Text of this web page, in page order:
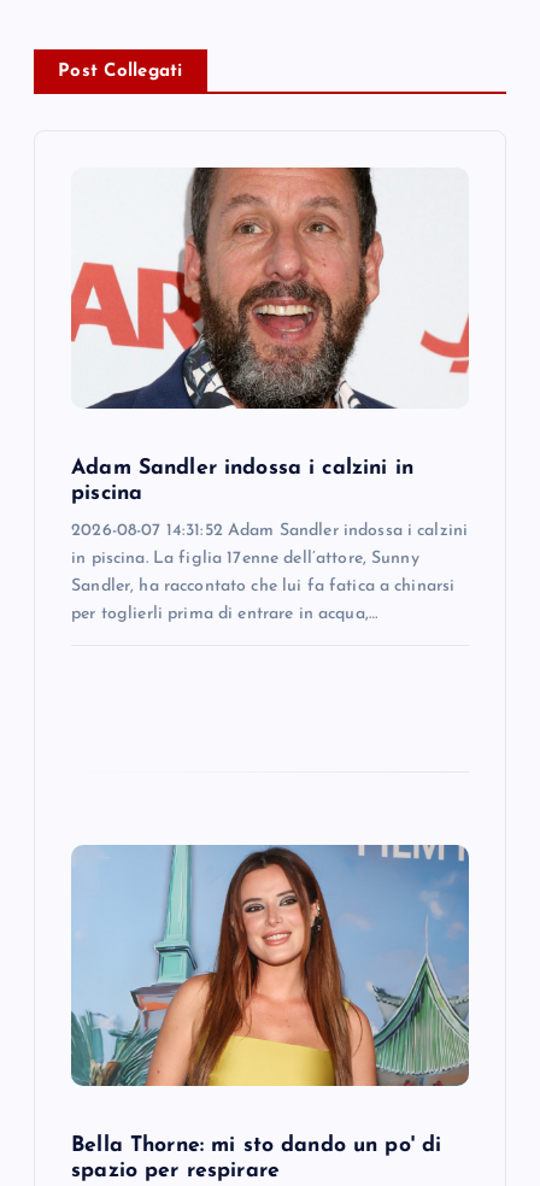
v
Post Collegati
Adam Sandler indossa i calzini in
piscina
2026-08-07 14:31:52 Adam Sandler indossa i calzini
in piscina. La figlia 17enne dell’attore, Sunny
Sandler, ha raccontato che lui fa fatica a chinarsi
per toglierli prima di entrare in acqua,…
Bella Thorne: mi sto dando un po' di
spazio per respirare